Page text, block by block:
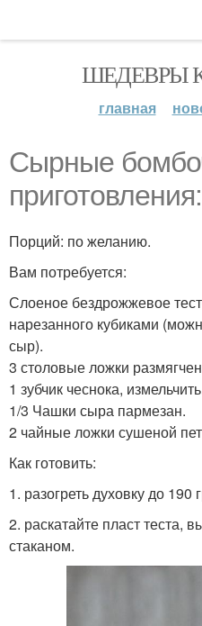
ШЕДЕВРЫ
главная
Сырные
Порций: по желанию.
Вам потребуется:
Слоеное бездрожжевое
нарезанного кубиками
сыр).
3 столовые ложки
1 зубчик чеснока,
1/3 Чашки сыра пармезан.
2 чайные ложки сушеной
Как готовить:
1. разогреть духовку до 190
2. раскатайте пласт теста,
стаканом.